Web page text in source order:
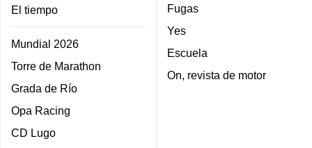
El tiempo
Mundial 2026
Torre de Marathon
Grada de Río
Opa Racing
CD Lugo
Fugas
Yes
Escuela
On, revista de motor